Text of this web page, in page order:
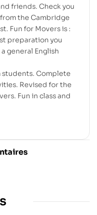
friends. Check you
the Cambridge
Fun for Movers is :
preparation you
general English
students. Complete
Revised for the
Fun in class and